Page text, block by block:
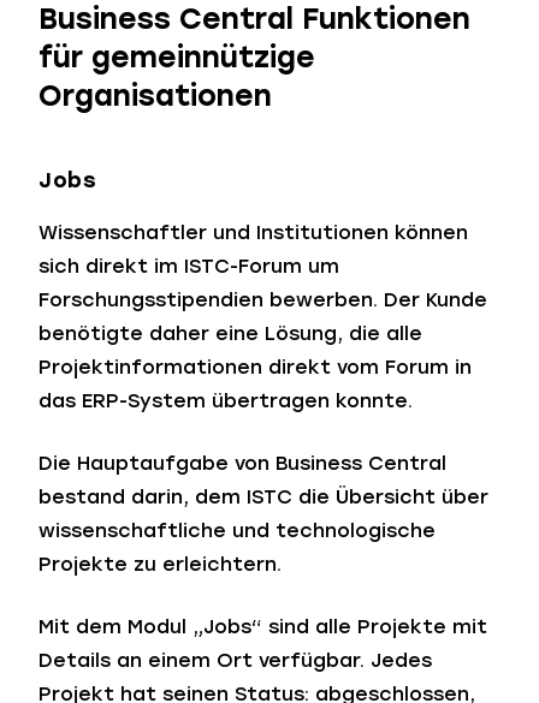
Business Central Funktionen
für gemeinnützige
Organisationen
Jobs
Wissenschaftler und Institutionen können
sich direkt im ISTC-Forum um
Forschungsstipendien bewerben. Der Kunde
benötigte daher eine Lösung, die alle
Projektinformationen direkt vom Forum in
das ERP-System übertragen konnte.
Die Hauptaufgabe von Business Central
bestand darin, dem ISTC die Übersicht über
wissenschaftliche und technologische
Projekte zu erleichtern.
Mit dem Modul „Jobs“ sind alle Projekte mit
Details an einem Ort verfügbar. Jedes
Projekt hat seinen Status: abgeschlossen,